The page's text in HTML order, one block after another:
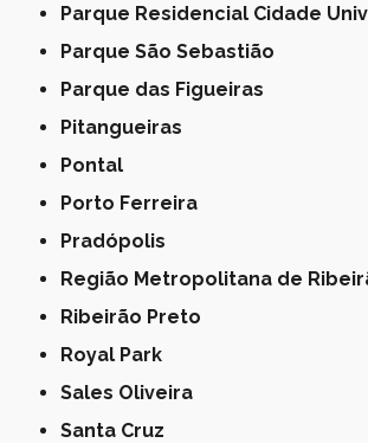
Parque Residencial Cidade
Parque São Sebastião
Parque das Figueiras
Pitangueiras
Pontal
Porto Ferreira
Pradópolis
Região Metropolitana de
Ribeirão Preto
Royal Park
Sales Oliveira
Santa Cruz